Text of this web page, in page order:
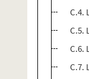
C.4.
C.5.
C.6.
C.7.